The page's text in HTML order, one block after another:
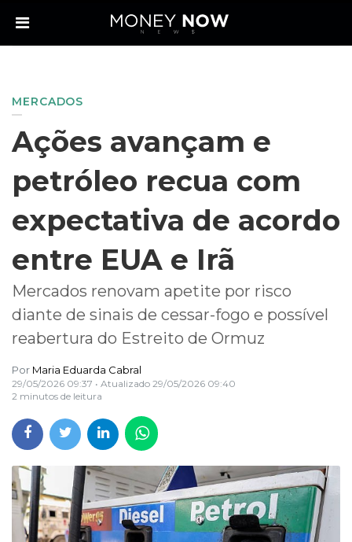
MERCADOS
Ações avançam e
petróleo recua com
expectativa de acordo
entre EUA e Irã
Mercados renovam apetite por risco
diante de sinais de cessar-fogo e possível
reabertura do Estreito de Ormuz
Por Maria Eduarda Cabral
29/05/2026 09:37 • Atualizado 29/05/2026 09:40
2 minutos de leitura